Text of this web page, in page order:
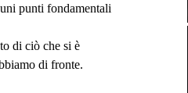
punti fondamentali
di ciò che si è
di fronte.